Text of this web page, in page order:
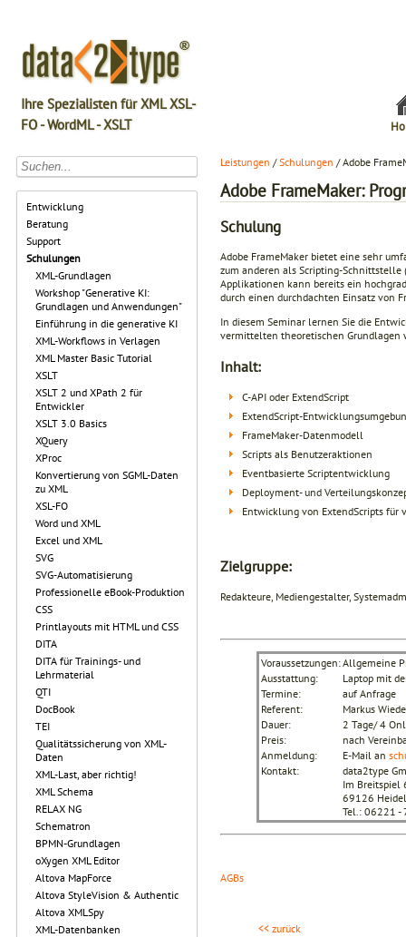
Ihre Spezialisten für XML XSL-
FO - WordML - XSLT
Entwicklung
Beratung
Support
Schulungen
XML-Grundlagen
Workshop "Generative KI:
Grundlagen und Anwendungen"
Einführung in die generative KI
XML-Workflows in Verlagen
XML Master Basic Tutorial
XSLT
XSLT 2 und XPath 2 für
Entwickler
XSLT 3.0 Basics
XQuery
XProc
Konvertierung von SGML-Daten
zu XML
XSL-FO
Word und XML
Excel und XML
SVG
SVG-Automatisierung
Professionelle eBook-Produktion
CSS
Printlayouts mit HTML und CSS
DITA
DITA für Trainings- und
Lehrmaterial
QTI
DocBook
TEI
Qualitätssicherung von XML-
Daten
XML-Last, aber richtig!
XML Schema
RELAX NG
Schematron
BPMN-Grundlagen
oXygen XML Editor
Altova MapForce
Altova StyleVision & Authentic
Altova XMLSpy
XML-Datenbanken
Leistungen /Schulungen / Adobe
Adobe FrameMaker:
Schulung
Adobe FrameMaker bietet eine sehr
zum anderen als Scripting-Schnittstelle
Applikationen kann bereits ein
durch einen durchdachten Einsatz von
In diesem Seminar lernen Sie die
vermittelten theoretischen Grundlagen
Inhalt:
C-API oder ExtendScript
ExtendScript-
FrameMaker-Datenmodell
Scripts als Benutzeraktionen
Eventbasierte Scriptentwicklung
Deployment- und
Entwicklung von ExtendScripts für
Zielgruppe:
Redakteure, Mediengestalter,
Voraussetzungen:Allgemeine
Ausstattung:
Laptop mit
Termine:
auf Anfrage
Referent:
Markus
Dauer:
2 Tage/ 4
Preis:
nach
Anmeldung:
E-Mail an
Kontakt:
data2type
Im Breitspiel
69126
Tel.: 06221 -
AGBs
<< zurück